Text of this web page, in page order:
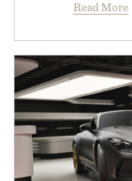
Read More